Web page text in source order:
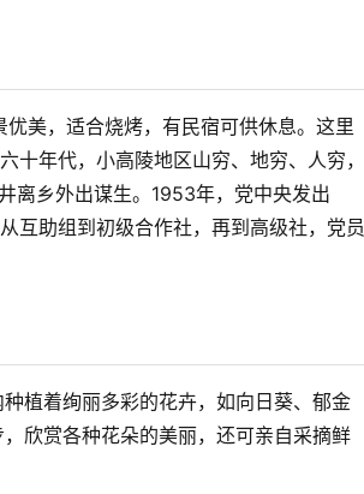
美，适合烧烤，有民宿可供休息。这里
十年代，小高陵地区山穷、地穷、人穷，
离乡外出谋生。1953年，党中央发出
互助组到初级合作社，再到高级社，党员
植着绚丽多彩的花卉，如向日葵、郁金
欣赏各种花朵的美丽，还可亲自采摘鲜